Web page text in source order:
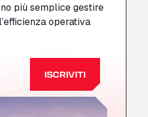
più semplice gestire
operativa
ISCRIVITI